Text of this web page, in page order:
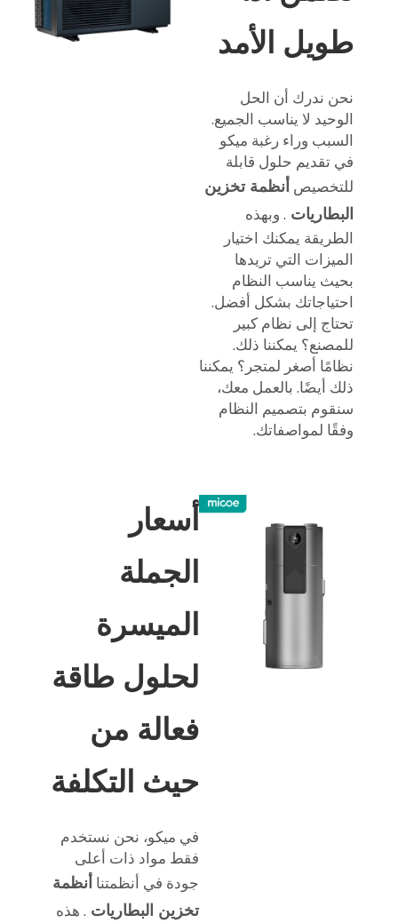
طويل الأمد
نحن ندرك أن الحل
الوحيد لا يناسب الجميع.
السبب وراء رغبة ميكو
في تقديم حلول قابلة
للتخصيص أنظمة تخزين
البطاريات . وبهذه
الطريقة يمكنك اختيار
الميزات التي تريدها
بحيث يناسب النظام
احتياجاتك بشكل أفضل.
تحتاج إلى نظام كبير
للمصنع؟ يمكننا ذلك.
نظامًا أصغر لمتجر؟ يمكننا
ذلك أيضًا. بالعمل معك،
سنقوم بتصميم النظام
وفقًا لمواصفاتك.
أسعار
الجملة
الميسرة
لحلول طاقة
فعالة من
حيث التكلفة
في ميكو، نحن نستخدم
فقط مواد ذات أعلى
جودة في أنظمتنا أنظمة
تخزين البطاريات . هذه